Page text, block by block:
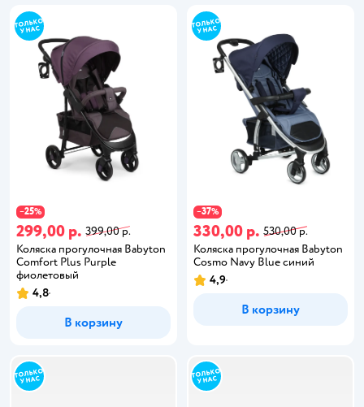
−25%
299,00 р. 399,00 р.
Коляска прогулочная Babyton
Comfort Plus Purple
фиолетовый
4,8
В корзину
−37%
330,00 р. 530,00 р.
Коляска прогулочная Babyton
Cosmo Navy Blue синий
4,9
В корзину